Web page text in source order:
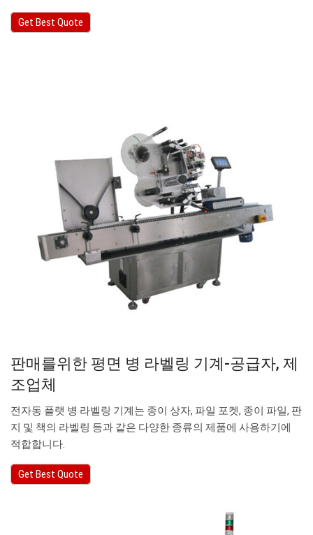
Get Best Quote
판매를위한 평면 병 라벨링 기계-공급자, 제
조업체
전자동 플랫 병 라벨링 기계는 종이 상자, 파일 포켓, 종이 파일, 판
지 및 책의 라벨링 등과 같은 다양한 종류의 제품에 사용하기에
적합합니다.
Get Best Quote